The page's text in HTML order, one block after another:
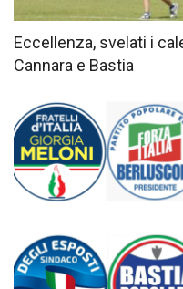
Eccellenza, svelati i
Cannara e Bastia